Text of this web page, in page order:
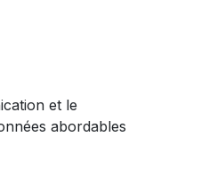
et le
abordables